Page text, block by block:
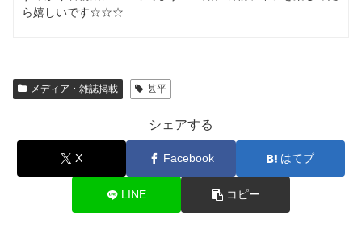
ら嬉しいです☆☆☆
メディア・雑誌掲載 甚平
シェアする
X Facebook はてブ
LINE コピー